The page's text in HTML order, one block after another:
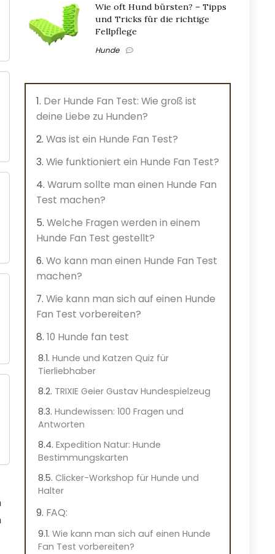
Wie oft Hund bürsten? – Tipps
und Tricks für die richtige
Fellpflege
Hunde
Der Hunde Fan Test: Wie groß ist
deine Liebe zu Hunden?
Was ist ein Hunde Fan Test?
Wie funktioniert ein Hunde Fan Test?
Warum sollte man einen Hunde Fan
Test machen?
Welche Fragen werden in einem
Hunde Fan Test gestellt?
Wo kann man einen Hunde Fan Test
machen?
Wie kann man sich auf einen Hunde
Fan Test vorbereiten?
10 Hunde fan test
Hunde und Katzen Quiz für
Tierliebhaber
TRIXIE Geier Gustav Hundespielzeug
Hundewissen: 100 Fragen und
Antworten
Expedition Natur: Hunde
Bestimmungskarten
Clicker-Workshop für Hunde und
Halter
FAQ:
Wie kann man sich auf einen Hunde
Fan Test vorbereiten?